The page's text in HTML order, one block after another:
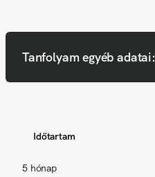
Tanfolyam egyéb adatai:
Időtartam
5 hónap